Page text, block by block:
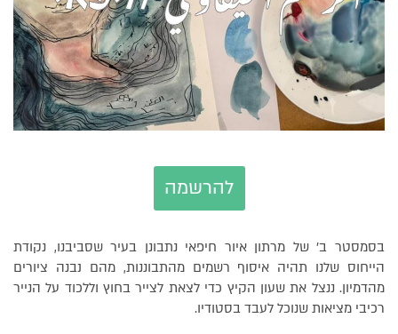
להרשמה
בסמסטר ב׳ של מרתון איור חיפאי נתבונן בעיר שסביבנו, נקודת
הייחוס שלנו תהיה איסוף רשמים מהתבוננות, מהם נבנה ציורים
מהדמיון. ננצל את שעון הקיץ כדי לצאת לצייר בחוץ וללכוד על הנייר
רכיבי מציאות שנוכל לעבד בסטודיו.